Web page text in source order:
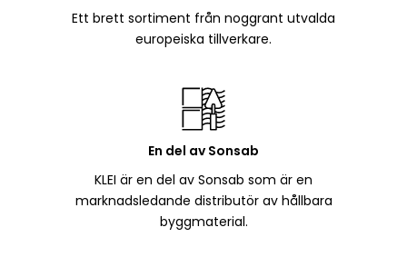
Ett brett sortiment från noggrant utvalda
europeiska tillverkare.
En del av Sonsab
KLEI är en del av Sonsab som är en
marknadsledande distributör av hållbara
byggmaterial.